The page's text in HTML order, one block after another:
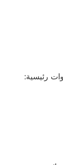
رئيسية: